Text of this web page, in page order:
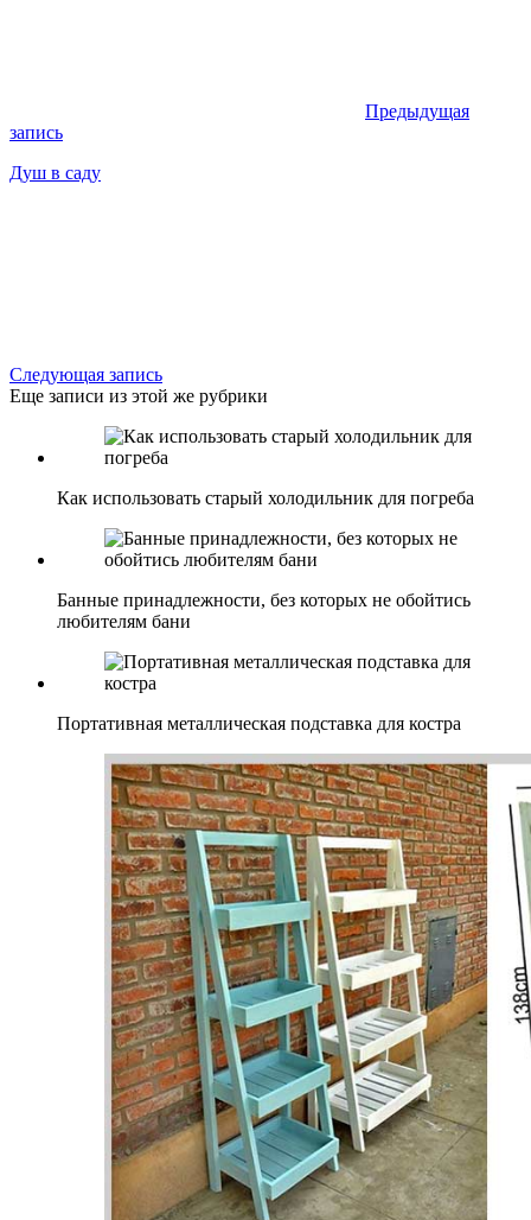
Предыдущая
запись
Душ в саду
Следующая запись
Еще записи из этой же рубрики
Как использовать старый холодильник для погреба
Банные принадлежности, без которых не обойтись
любителям бани
Портативная металлическая подставка для костра